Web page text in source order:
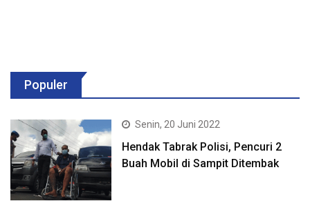
Populer
Senin, 20 Juni 2022
Hendak Tabrak Polisi, Pencuri 2
Buah Mobil di Sampit Ditembak